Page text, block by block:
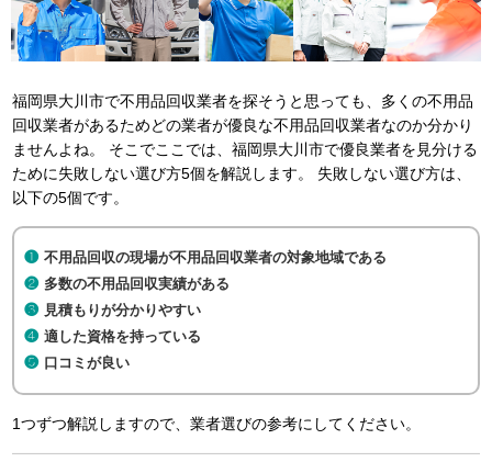
福岡県大川市で不用品回収業者を探そうと思っても、多くの不用品
回収業者があるためどの業者が優良な不用品回収業者なのか分かり
ませんよね。 そこでここでは、福岡県大川市で優良業者を見分ける
ために失敗しない選び方5個を解説します。 失敗しない選び方は、
以下の5個です。
不用品回収の現場が不用品回収業者の対象地域である
多数の不用品回収実績がある
見積もりが分かりやすい
適した資格を持っている
口コミが良い
1つずつ解説しますので、業者選びの参考にしてください。